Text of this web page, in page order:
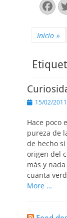
Inicio »
Publicado
15/02/2011
Hace poco
pureza de
de hecho
origen del
más y
cuanta
More …